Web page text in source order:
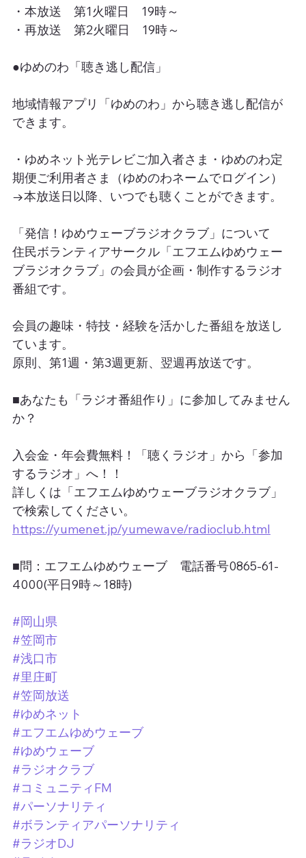
・本放送　第1火曜日　19時～
・再放送　第2火曜日　19時～
●ゆめのわ「聴き逃し配信」
地域情報アプリ「ゆめのわ」から聴き逃し配信が
できます。
・ゆめネット光テレビご加入者さま・ゆめのわ定
期便ご利用者さま（ゆめのわネームでログイン）
→本放送日以降、いつでも聴くことができます。
「発信！ゆめウェーブラジオクラブ」について
住民ボランティアサークル「エフエムゆめウェー
ブラジオクラブ」の会員が企画・制作するラジオ
番組です。
会員の趣味・特技・経験を活かした番組を放送し
ています。
原則、第1週・第3週更新、翌週再放送です。
■あなたも「ラジオ番組作り」に参加してみません
か？
入会金・年会費無料！「聴くラジオ」から「参加
するラジオ」へ！！
詳しくは「エフエムゆめウェーブラジオクラブ」
で検索してください。
https://yumenet.jp/yumewave/radioclub.html
■問：エフエムゆめウェーブ　電話番号0865-61-
4000(平日9時～18時)
#岡山県
#笠岡市
#浅口市
#里庄町
#笠岡放送
#ゆめネット
#エフエムゆめウェーブ
#ゆめウェーブ
#ラジオクラブ
#コミュニティFM
#パーソナリティ
#ボランティアパーソナリティ
#ラジオDJ